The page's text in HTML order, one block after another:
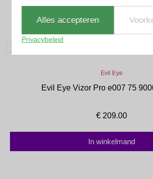
Evil Eye
Evil Eye Vizor Pro e007 75
€ 209.00
In winkelmand
Alles accepteren
Privacybeleid